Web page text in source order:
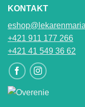
KONTAKT
+421 911 177 266
+421 41 549 36 62